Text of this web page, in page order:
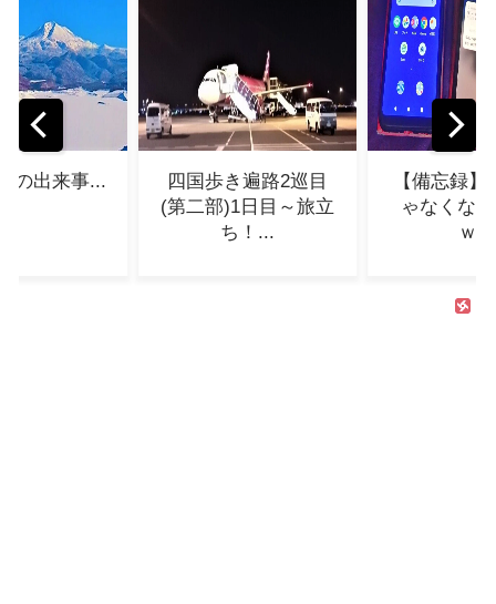
き遍路2巡目
【備忘録】FOMAじ
ゃなくなりました
ｗ...
note始め